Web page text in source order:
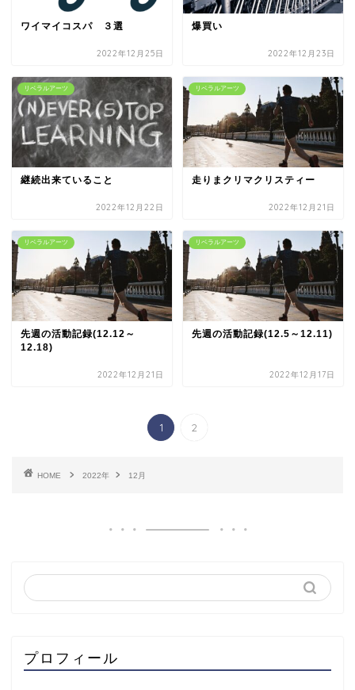
ワイマイコスパ ３選
2022年12月25日
爆買い
2022年12月23日
リベラルアーツ
継続出来ていること
2022年12月22日
リベラルアーツ
走りまクリマクリスティー
2022年12月21日
リベラルアーツ
先週の活動記録(12.12～
12.18)
2022年12月21日
リベラルアーツ
先週の活動記録(12.5～12.11)
2022年12月17日
1 2
HOME 2022年 12月
プロフィール